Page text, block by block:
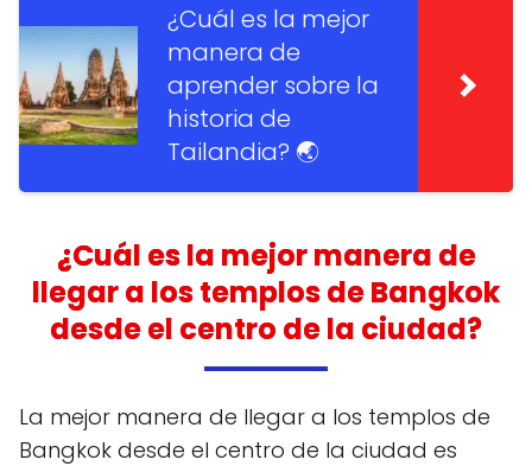
¿Cuál es la mejor
manera de
aprender sobre la
historia de
Tailandia? 🌏
¿Cuál es la mejor manera de
llegar a los templos de Bangkok
desde el centro de la ciudad?
La mejor manera de llegar a los templos de
Bangkok desde el centro de la ciudad es